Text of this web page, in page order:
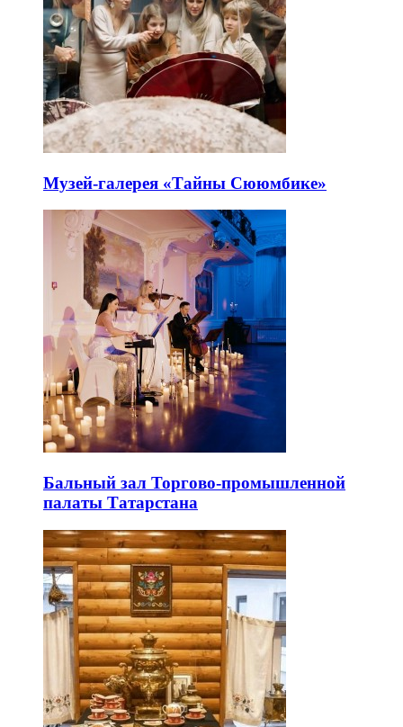
Музей-галерея «Тайны Сююмбике»
Бальный зал Торгово-промышленной
палаты Татарстана